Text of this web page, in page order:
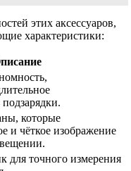
этих аксессуаров,
характеристики:
которые
и чёткое изображение
для точного измерения